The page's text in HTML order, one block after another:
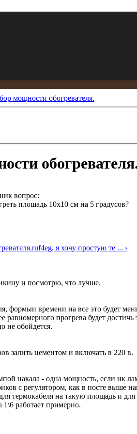
мощности обогревателя.
вопрос:
площадь 10х10 см на 5 градусов?
ruf4eg, я хочу простую те ... ›
и посмотрю, что лучше.
формыи времени на все это будет
равномерного прогрева будет
не обойдется.
залить цементом и включать в 220 в.
накала - одна мощность, если ик
с регулятором, как в посте выше
термокабеля на такую площадь и для
работает примерно.